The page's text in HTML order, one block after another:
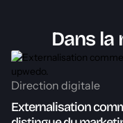
Dans
Direction digitale
Externalisation